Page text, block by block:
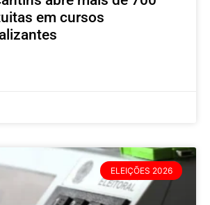
em cursos
ELEIÇÕES 2026